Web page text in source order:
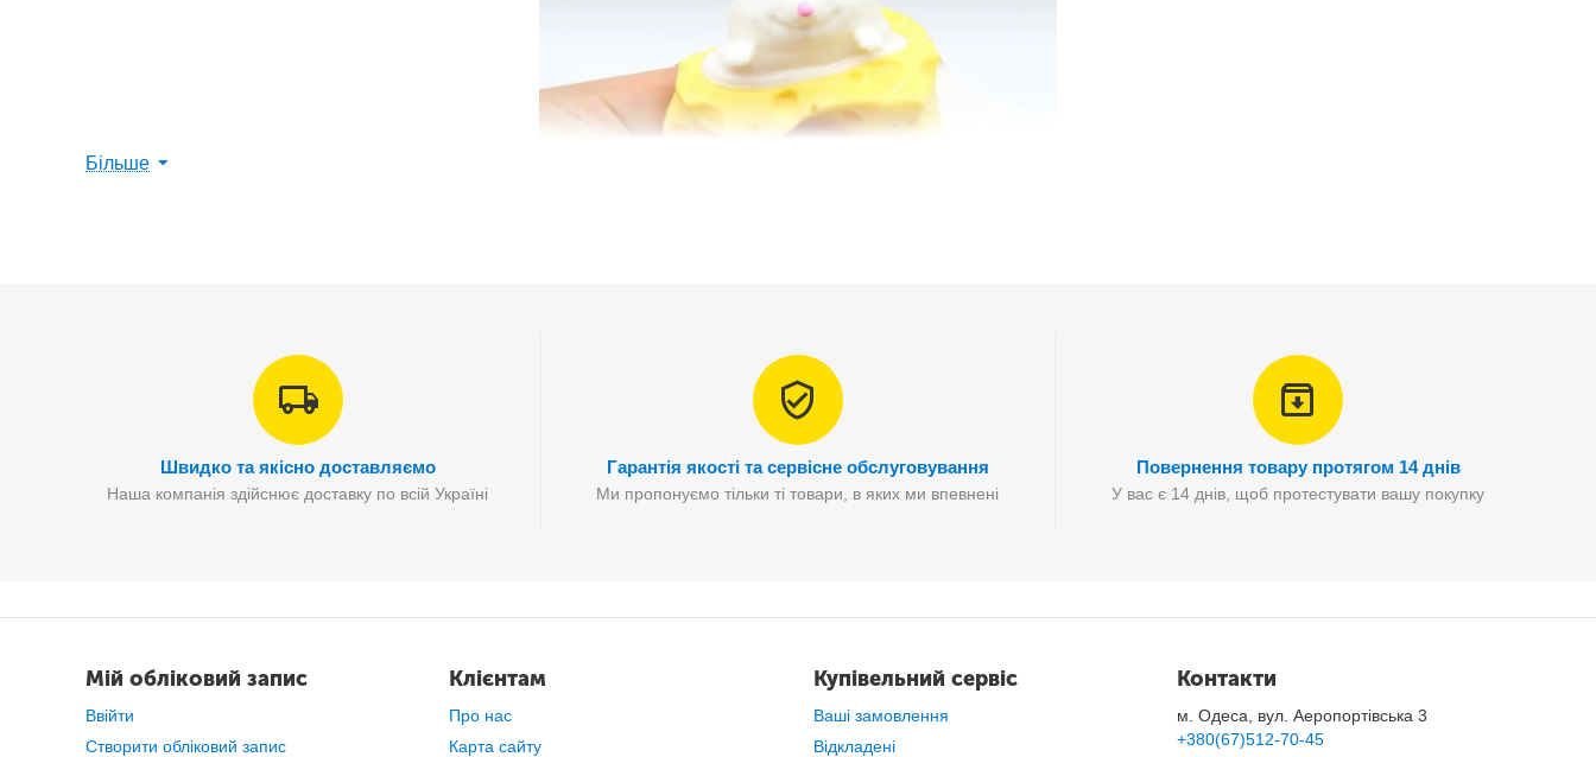
призначена для вправ з дотиками та вправами
Більше
Швидко та якісно доставляємо
Наша компанія здійснює доставку по всій Україні
Гарантія якості та сервісне обслуговування
Ми пропонуємо тільки ті товари, в яких ми впевнені
Повернення товару протягом 14 днів
У вас є 14 днів, щоб протестувати вашу покупку
Мій обліковий запис
Ввійти
Створити обліковий запис
Клієнтам
Про нас
Карта сайту
Купівельний сервіс
Ваші замовлення
Відкладені
Контакти
м. Одеса, вул. Аеропортівська 3
+380(67)512-70-45